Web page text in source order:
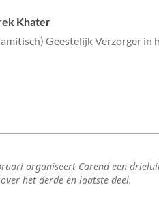
Khater
Geestelijk Verzorger in
organiseert Carend een
het derde en laatste deel.